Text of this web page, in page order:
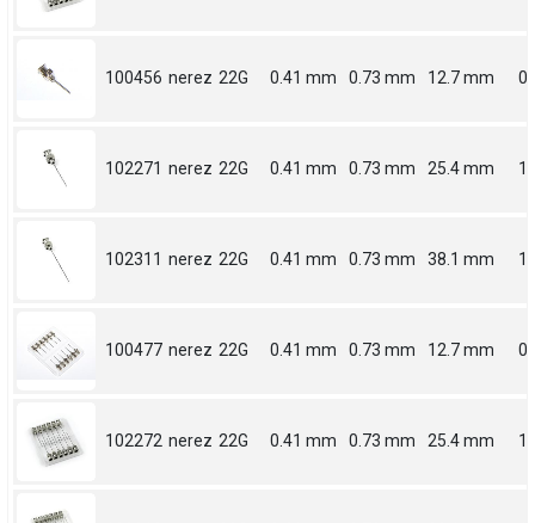
100456 nerez 22G 0.41 mm 0.73 mm 12.7 mm
102271 nerez 22G 0.41 mm 0.73 mm 25.4 mm 1
102311 nerez 22G 0.41 mm 0.73 mm 38.1 mm
100477 nerez 22G 0.41 mm 0.73 mm 12.7 mm
102272 nerez 22G 0.41 mm 0.73 mm 25.4 mm 1